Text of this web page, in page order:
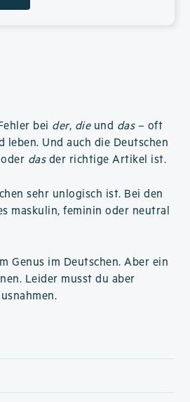
bei der, dieund das– oft
leben. Und auch die Deutschen
dasder richtige Artikel ist.
sehr unlogisch ist. Bei den
maskulin, feminin oder neutral
Genus im Deutschen. Aber ein
Leider musst du aber